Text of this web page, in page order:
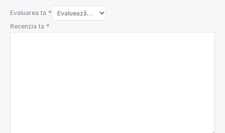
Evaluarea ta *
Recenzia ta *